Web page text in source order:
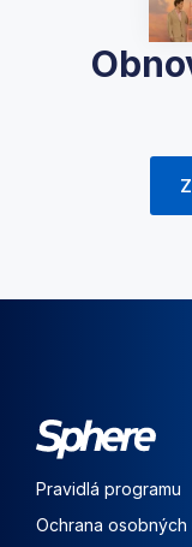
Pravidlá programu
Ochrana